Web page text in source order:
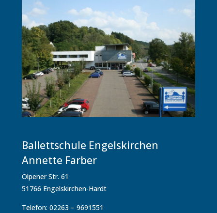
Ballettschule Engelskirchen
Annette Farber
Olpener Str. 61
51766 Engelskirchen-Hardt
Telefon: 02263 – 9691551